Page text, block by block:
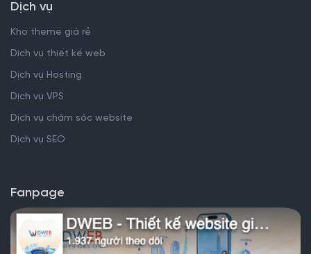
Dịch vụ
Kho theme giá rẻ
Dịch vụ thiết kế web
Dịch vụ Hosting
Dịch vụ VPS
Dịch vụ chăm sóc website
Dịch vụ SEO
Fanpage